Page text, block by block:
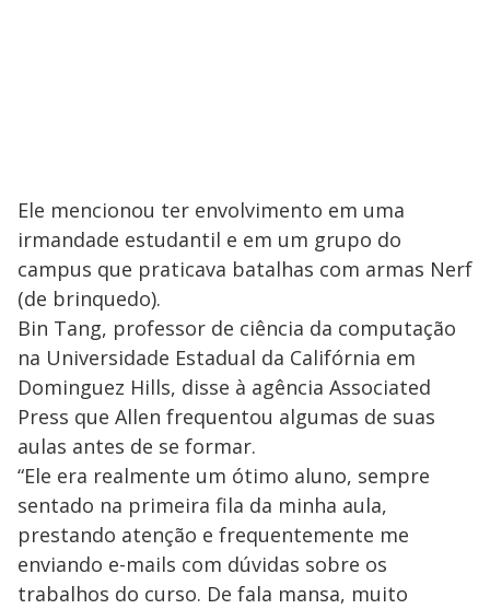
Ele mencionou ter envolvimento em uma
irmandade estudantil e em um grupo do
campus que praticava batalhas com armas Nerf
(de brinquedo).
Bin Tang, professor de ciência da computação
na Universidade Estadual da Califórnia em
Dominguez Hills, disse à agência Associated
Press que Allen frequentou algumas de suas
aulas antes de se formar.
“Ele era realmente um ótimo aluno, sempre
sentado na primeira fila da minha aula,
prestando atenção e frequentemente me
enviando e-mails com dúvidas sobre os
trabalhos do curso. De fala mansa, muito